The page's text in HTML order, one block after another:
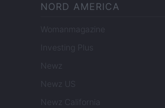
NORD AMERICA
Womanmagazine
Investing Plus
Newz
Newz US
Newz California